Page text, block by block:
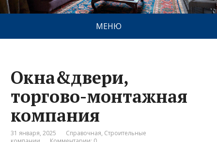
МЕНЮ
Окна&двери,
торгово-монтажная
компания
31 января, 2025 Справочная, Строительные